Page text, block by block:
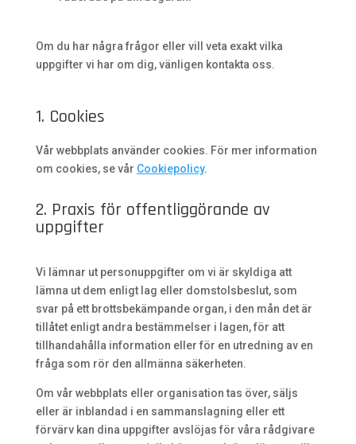
Om du har några frågor eller vill veta exakt vilka
uppgifter vi har om dig, vänligen kontakta oss.
1. Cookies
Vår webbplats använder cookies. För mer information
om cookies, se vår Cookiepolicy.
2. Praxis för offentliggörande av
uppgifter
Vi lämnar ut personuppgifter om vi är skyldiga att
lämna ut dem enligt lag eller domstolsbeslut, som
svar på ett brottsbekämpande organ, i den mån det är
tillåtet enligt andra bestämmelser i lagen, för att
tillhandahålla information eller för en utredning av en
fråga som rör den allmänna säkerheten.
Om vår webbplats eller organisation tas över, säljs
eller är inblandad i en sammanslagning eller ett
förvärv kan dina uppgifter avslöjas för våra rådgivare